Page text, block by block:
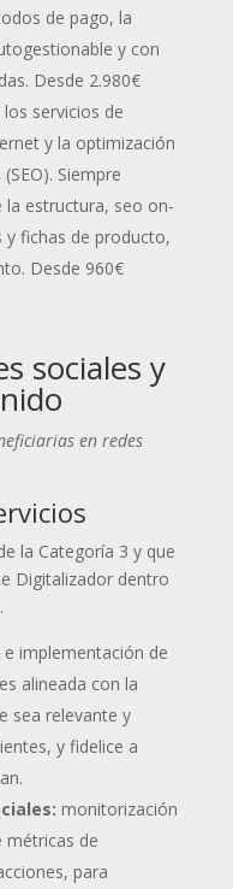
de pago, la
y con
Desde 2.980€
los servicios de
y la optimización
Siempre
estructura, seo on-
fichas de producto,
Desde 960€
sociales y
en redes
la Categoría 3 y que
Digitalizador dentro
e implementación de
alineada con la
sea relevante y
y fidelice a
monitorización
métricas de
para